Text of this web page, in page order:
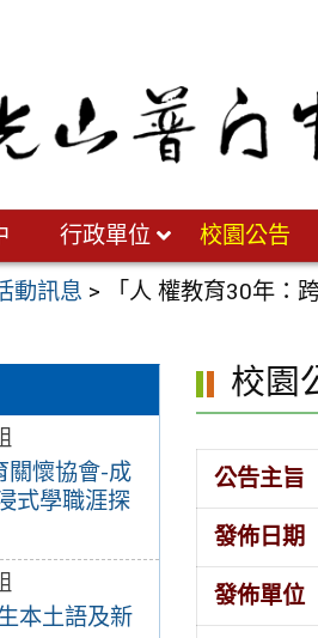
行政單位 校園公告
動訊息 > 「人 權教育30年：
關懷協會-成
式學職涯探
本土語及新
校園
公告主旨
發佈日期
發佈單位